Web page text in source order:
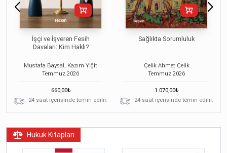
İşçi ve İşveren Fesih
Davaları: Kim Haklı?
Mustafa Baysal, Kazım Yiğit
Temmuz 2026
660,00₺
24 saat içerisinde temin edilir.
Sağlıkta Sorumluluk
Çelik Ahmet Çelik
Temmuz 2026
1.070,00₺
24 saat içerisinde temin edilir.
Hukuk Kitapları